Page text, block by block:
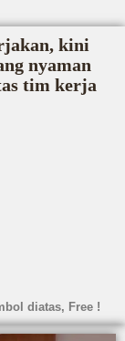
kini
nyaman
tim kerja
diatas, Free !